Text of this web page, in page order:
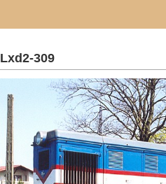
Lxd2-309